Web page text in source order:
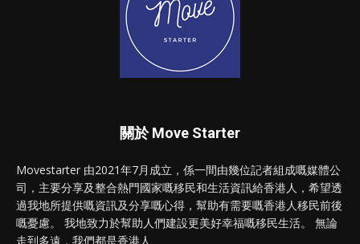
關於 Move Starter
Movestarter 由2021年7月成立，係一間由幾位記者組成嘅媒體公
司，主要分享及整合熱門國家嘅移民和生活資訊給香港人，希望透
過我地所提供嘅資訊及分享嘅心得，幫助有需要嘅香港人移民前後
嘅憂慮。 我地致力於幫助人們建設更美好幸福嘅移民生活。 無論
走到多遠，我們都是香港人